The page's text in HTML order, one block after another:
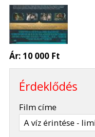
Ár:10 000 Ft
Érdeklődés
Film címe